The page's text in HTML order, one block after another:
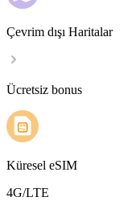
Çevrim dışı Haritalar
Ücretsiz bonus
Küresel eSIM
4G/LTE